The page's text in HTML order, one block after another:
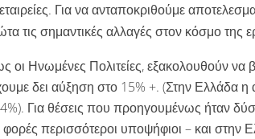
Για να ανταποκριθούμε
τις σημαντικές αλλαγές στον κόσμο της
Ηνωμένες Πολιτείες, εξακολουθούν να
δει αύξηση στο 15% +. (Στην Ελλάδα
Για θέσεις που προηγουμένως ήταν
περισσότεροι υποψήφιοι – και στην